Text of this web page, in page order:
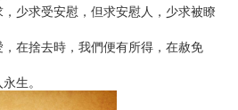
少求受安慰，但求安慰人，少求被瞭
在捨去時，我們便有所得，在赦免
生。